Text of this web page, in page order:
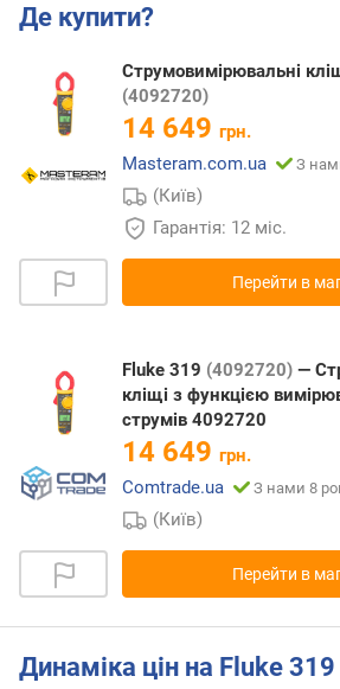
Де купити?
Струмовимірювальні
(4092720)
14 649 грн.
Masteram.com.ua
З
(Київ)
Гарантія: 12 міс.
Перейти в
Fluke 319 (4092720) —
кліщі з функцією
струмів 4092720
14 649 грн.
Comtrade.ua
З нами 8
(Київ)
Перейти в
Динаміка цін на Fluke 319